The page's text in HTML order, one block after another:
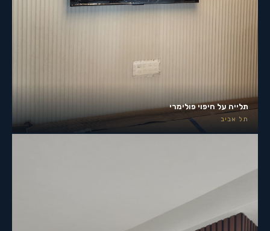
תלייה על חיפוי פולימרי
תל אביב